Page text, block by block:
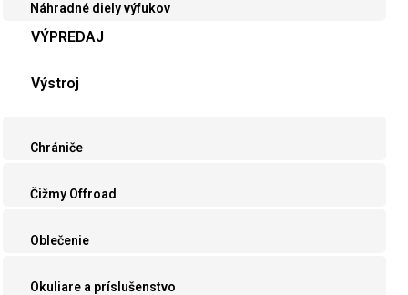
Náhradné diely výfukov
VÝPREDAJ
Výstroj
Chrániče
Čižmy Offroad
Oblečenie
Okuliare a príslušenstvo